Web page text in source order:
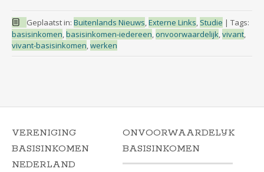
Geplaatst in: Buitenlands Nieuws,Externe Links, Studie | Tags:
basisinkomen,basisinkomen-iedereen, onvoorwaardelijk,vivant,
vivant-basisinkomen,werken
VERENIGING
BASISINKOMEN
NEDERLAND
ONVOORWAARDELIJK
BASISINKOMEN